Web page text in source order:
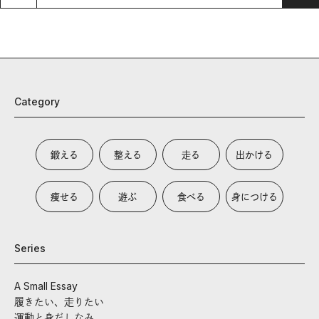
Category
鍛える 整える 走る 出かける
痩せる 遊ぶ 食べる 身につける
Series
A Small Essay
履きたい、走りたい